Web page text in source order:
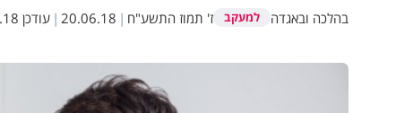
בהלכה ובאגדה למעקב ז' תמוז התשע"ח |
20.06.18
| עודכן